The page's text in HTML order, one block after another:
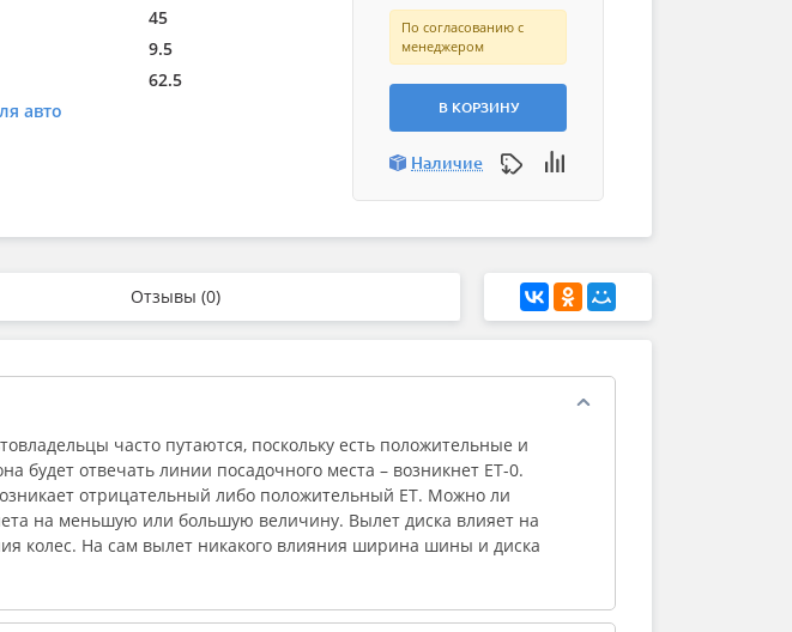
По согласованию с
менеджером
В КОРЗИНУ
Наличие
45
9.5
62.5
авто
Отзывы (0)
часто путаются, поскольку есть положительные и
будет отвечать линии посадочного места – возникнет ЕТ-0.
отрицательный либо положительный ЕТ. Можно ли
на меньшую или большую величину. Вылет диска влияет на
колес. На сам вылет никакого влияния ширина шины и диска